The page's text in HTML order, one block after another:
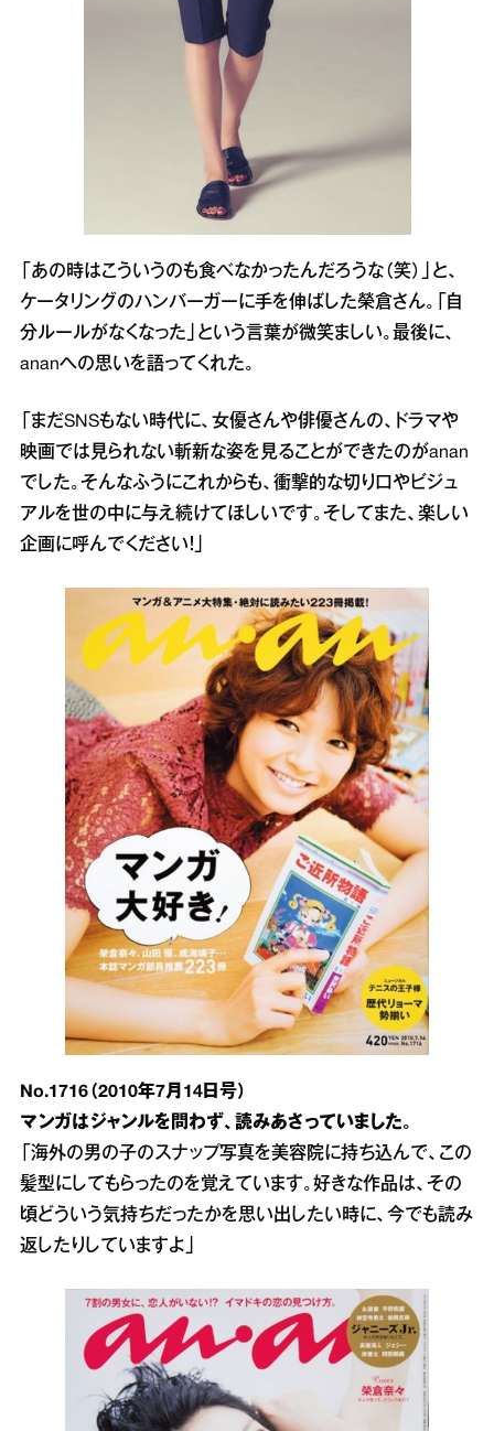
「あの時はこういうのも食べなかったんだろうな（笑）」と、
ケータリングのハンバーガーに手を伸ばした榮倉さん。「自
分ルールがなくなった」という言葉が微笑ましい。最後に、
ananへの思いを語ってくれた。
「まだSNSもない時代に、女優さんや俳優さんの、ドラマや
映画では見られない斬新な姿を見ることができたのがanan
でした。そんなふうにこれからも、衝撃的な切り口やビジュ
アルを世の中に与え続けてほしいです。そしてまた、楽しい
企画に呼んでください！」
No.1716（2010年7月14日号）
マンガはジャンルを問わず、読みあさっていました。
「海外の男の子のスナップ写真を美容院に持ち込んで、この
髪型にしてもらったのを覚えています。好きな作品は、その
頃どういう気持ちだったかを思い出したい時に、今でも読み
返したりしていますよ」